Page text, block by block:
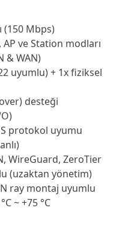
(150 Mbps)
ve Station modları
& WAN)
uyumlu) + 1x fiziksel
desteği
protokol uyumu
WireGuard, ZeroTier
(uzaktan yönetim)
ray montaj uyumlu
~ +75 °C